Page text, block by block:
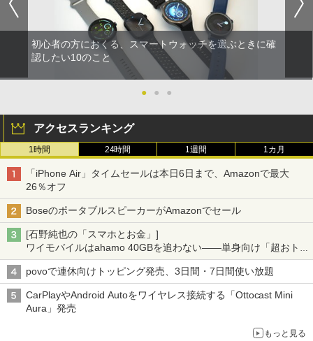
初心者の方におくる、スマートウォッチを選ぶときに確
認したい10のこと
● ● ●
アクセスランキング
1時間 24時間 1週間 1カ月
「iPhone Air」タイムセールは本日6日まで、Amazonで最大
26％オフ
BoseのポータブルスピーカーがAmazonでセール
[石野純也の「スマホとお金」]
ワイモバイルはahamo 40GBを追わない――単身向け「超おトク
割」の安さと1年限定の注意点
povoで連休向けトッピング発売、3日間・7日間使い放題
CarPlayやAndroid Autoをワイヤレス接続する「Ottocast Mini
Aura」発売
もっと見る